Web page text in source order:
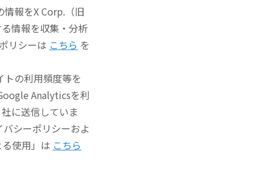
報をX Corp.（旧
情報を収集・分析
リシーは こちら を
の利用頻度等を
Analyticsを利
に送信していま
シーポリシーおよ
使用」は こちら